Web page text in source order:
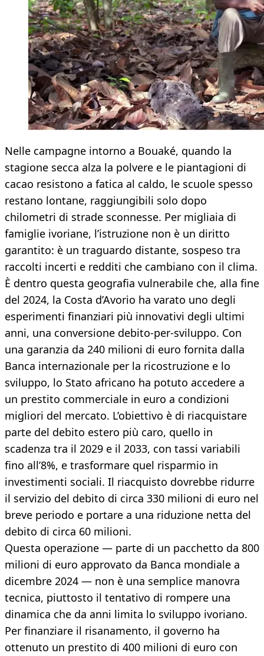
Nelle campagne intorno a Bouaké, quando la
stagione secca alza la polvere e le piantagioni di
cacao resistono a fatica al caldo, le scuole spesso
restano lontane, raggiungibili solo dopo
chilometri di strade sconnesse. Per migliaia di
famiglie ivoriane, l’istruzione non è un diritto
garantito: è un traguardo distante, sospeso tra
raccolti incerti e redditi che cambiano con il clima.
È dentro questa geografia vulnerabile che, alla fine
del 2024, la Costa d’Avorio ha varato uno degli
esperimenti finanziari più innovativi degli ultimi
anni, una conversione debito-per-sviluppo. Con
una garanzia da 240 milioni di euro fornita dalla
Banca internazionale per la ricostruzione e lo
sviluppo, lo Stato africano ha potuto accedere a
un prestito commerciale in euro a condizioni
migliori del mercato. L’obiettivo è di riacquistare
parte del debito estero più caro, quello in
scadenza tra il 2029 e il 2033, con tassi variabili
fino all’8%, e trasformare quel risparmio in
investimenti sociali. Il riacquisto dovrebbe ridurre
il servizio del debito di circa 330 milioni di euro nel
breve periodo e portare a una riduzione netta del
debito di circa 60 milioni.
Questa operazione — parte di un pacchetto da 800
milioni di euro approvato da Banca mondiale a
dicembre 2024 — non è una semplice manovra
tecnica, piuttosto il tentativo di rompere una
dinamica che da anni limita lo sviluppo ivoriano.
Per finanziare il risanamento, il governo ha
ottenuto un prestito di 400 milioni di euro con